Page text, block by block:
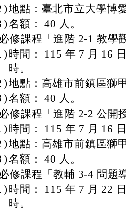
)地點：臺北市立大學博
)名額： 40 人。
修課程「進階 2-1 教學
) 時間： 115 年 7 月 16
時。
)地點：高雄市前鎮區獅
)名額： 40 人。
修課程「進階 2-2 公開
) 時間： 115 年 7 月 16
)地點：高雄市前鎮區獅
)名額： 40 人。
修課程「教輔 3-4 問題
) 時間： 115 年 7 月 22
時。